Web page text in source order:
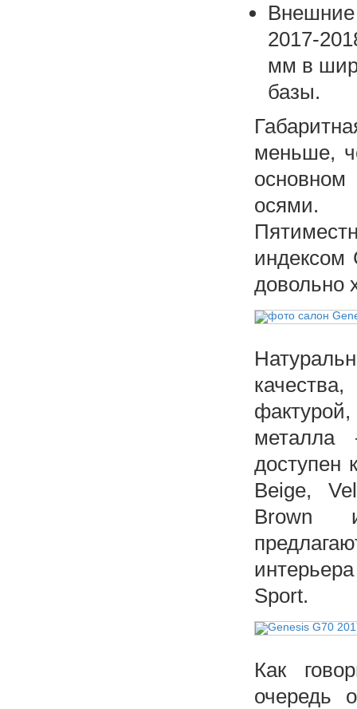
Внешние
2017-
мм в
базы.
меньше,
осями.
довольно
металла
доступен
Beige,
Brown
Sport.
Как
очередь